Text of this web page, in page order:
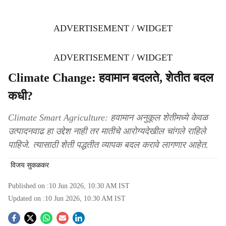
ADVERTISEMENT / WIDGET
ADVERTISEMENT / WIDGET
Climate Change: हवामान बदलते, शेतीत बदल
कधी?
Climate Smart Agriculture: हवामान अनुकूल शेतीमध्ये केवळ
उत्पादनवाढ हा उद्देश नाही तर मातीचे आरोग्यदेखील चांगले राहिले
पाहिजे. त्यासाठी शेती पद्धतीत व्यापक बदल करावे लागणार आहेत.
विजय सुकळकर
Published on :10 Jun 2026, 10:30 AM IST
Updated on :10 Jun 2026, 10:30 AM IST
S